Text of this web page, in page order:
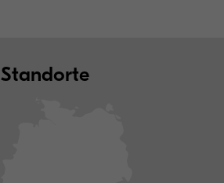
Standorte